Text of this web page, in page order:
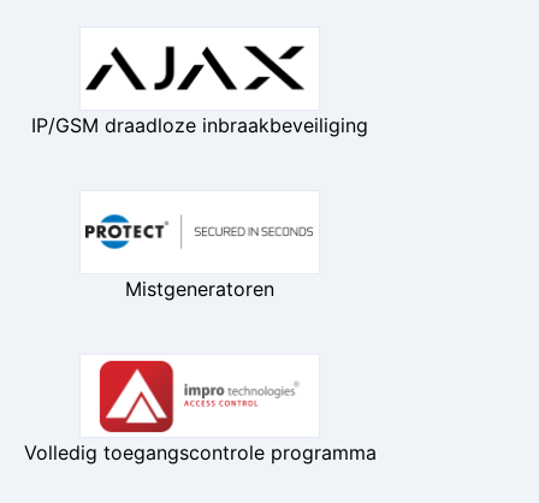
IP/GSM draadloze inbraakbeveiliging
Mistgeneratoren
Volledig toegangscontrole programma